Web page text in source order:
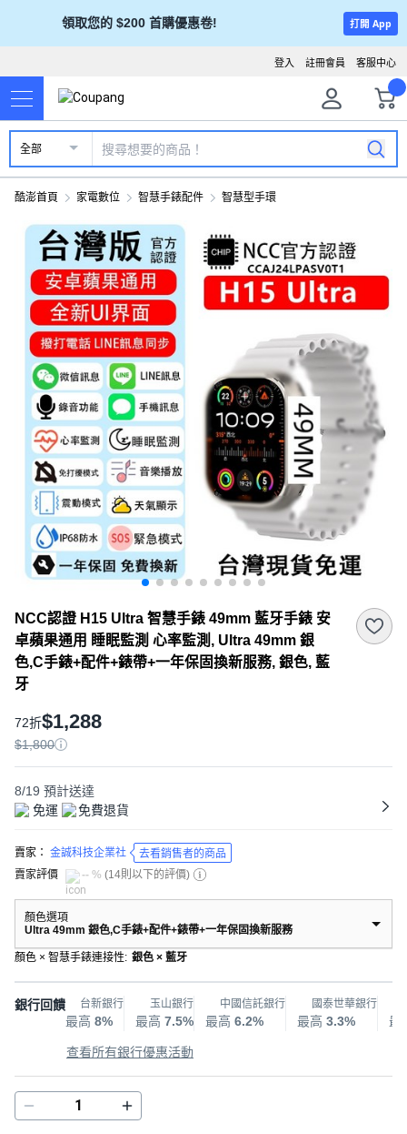
領取您的 $200 首購優惠卷! 打開 App
客服中心
註冊會員
登入
全部
酷澎首頁 家電數位 智慧手錶配件 智慧型手環
NCC認證 H15 Ultra 智慧手錶 49mm 藍牙手錶 安
卓蘋果通用 睡眠監測 心率監測, Ultra 49mm 銀
色,C手錶+配件+錶帶+一年保固換新服務, 銀色, 藍
牙
72折$1,288
$1,800
8/19 預計送達
免運
免費退貨
賣家： 金誠科技企業社
去看銷售者的商品
賣家評價
-- % (14則以下的評價)
顏色選項
Ultra 49mm 銀色,C手錶+配件+錶帶+一年保固換新服務
顏色 × 智慧手錶連接性: 銀色 × 藍牙
銀行回饋 台新銀行
最高 8%
玉山銀行
最高 7.5%
中國信託銀行
最高 6.2%
國泰世華銀行
最高 3.3% 最
查看所有銀行優惠活動